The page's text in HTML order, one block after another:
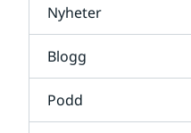
Nyheter
Blogg
Podd